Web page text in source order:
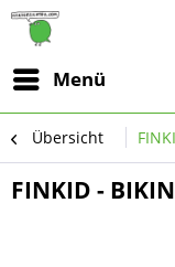
Menü
Übersicht
FINKID -